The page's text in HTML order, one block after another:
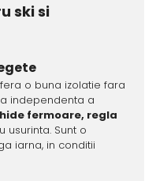
ski si
o buna izolatie fara
independenta a
fermoare, regla
usurinta. Sunt o
iarna, in conditii